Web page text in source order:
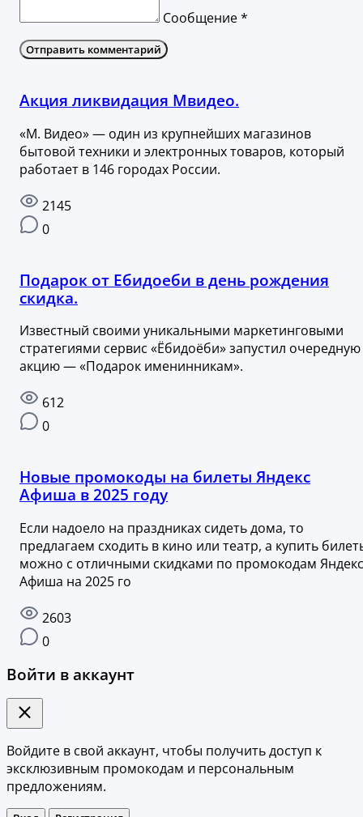
Сообщение *
Отправить комментарий
Акция ликвидация Мвидео.
«М. Видео» — один из крупнейших магазинов
бытовой техники и электронных товаров, который
работает в 146 городах России.
2145
0
Подарок от Ебидоеби в день рождения
скидка.
Известный своими уникальными маркетинговыми
стратегиями сервис «Ёбидоёби» запустил очередную
акцию — «Подарок именинникам».
612
0
Новые промокоды на билеты Яндекс
Афиша в 2025 году
Если надоело на праздниках сидеть дома, то
предлагаем сходить в кино или театр, а купить
можно с отличными скидками по промокодам Яндекс
Афиша на 2025 го
2603
0
Войти в аккаунт
Войдите в свой аккаунт, чтобы получить доступ к
эксклюзивным промокодам и персональным
предложениям.